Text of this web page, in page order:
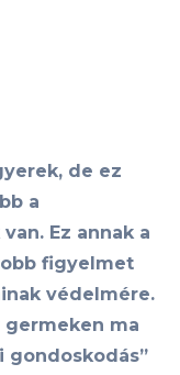
de ez
a
Ez annak a
figyelmet
védelmére.
ma
gondoskodás”